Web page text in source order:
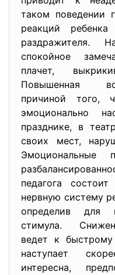
таком поведении
реакций
раздражителя.
спокойное
плачет,
Повышенная
причиной того,
эмоционально
празднике, в
своих мест,
Эмоциональные
педагога
нервную систему
определив для
стимула.
ведет к
наступает
интересна,